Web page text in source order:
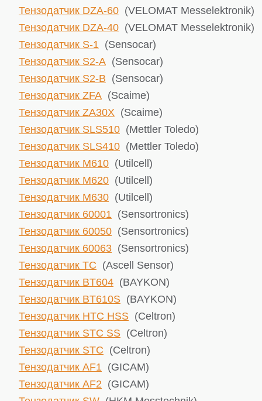
Тензодатчик DZA-60 (VELOMAT Messelektronik)
Тензодатчик DZA-40 (VELOMAT Messelektronik)
Тензодатчик S-1 (Sensocar)
Тензодатчик S2-A (Sensocar)
Тензодатчик S2-B (Sensocar)
Тензодатчик ZFA (Scaime)
Тензодатчик ZA30X (Scaime)
Тензодатчик SLS510 (Mettler Toledo)
Тензодатчик SLS410 (Mettler Toledo)
Тензодатчик М610 (Utilcell)
Тензодатчик М620 (Utilcell)
Тензодатчик М630 (Utilcell)
Тензодатчик 60001 (Sensortronics)
Тензодатчик 60050 (Sensortronics)
Тензодатчик 60063 (Sensortronics)
Тензодатчик TC (Ascell Sensor)
Тензодатчик BT604 (BAYKON)
Тензодатчик BT610S (BAYKON)
Тензодатчик HTC HSS (Celtron)
Тензодатчик STC SS (Celtron)
Тензодатчик STC (Celtron)
Тензодатчик AF1 (GICAM)
Тензодатчик AF2 (GICAM)